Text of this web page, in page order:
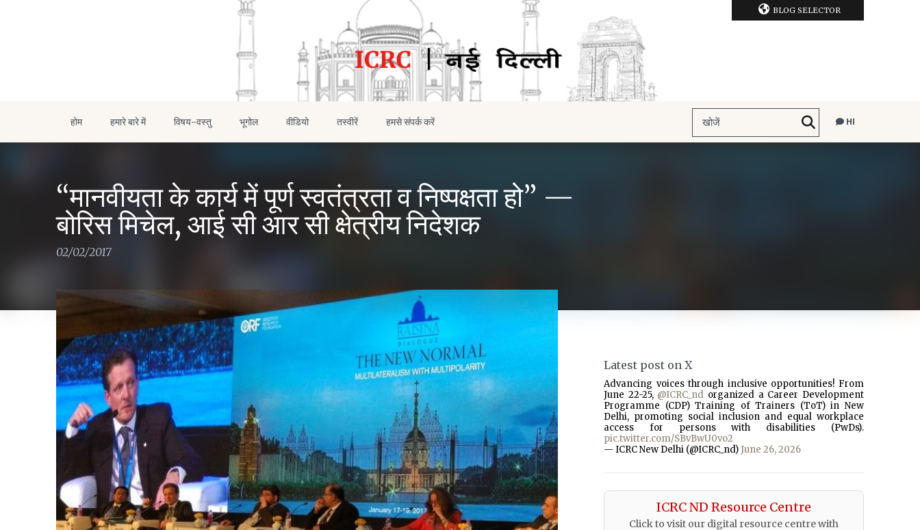
BLOG SELECTOR
होम हमारे बारे में विषय-वस्तु भूगोल वीडियो तस्वीरें हमसे संपर्क करें HI
“मानवीयता के कार्य में पूर्ण स्वतंत्रता व निष्पक्षता हो” —
बोरिस मिचेल, आई सी आर सी क्षेत्रीय निदेशक
02/02/2017
Latest post on X
Advancing voices through inclusive opportunities! From
June 22-25, @ICRC_nd organized a Career Development
Programme (CDP) Training of Trainers (ToT) in New
Delhi, promoting social inclusion and equal workplace
access for persons with disabilities (PwDs).
pic.twitter.com/SBvBwU0vo2
— ICRC New Delhi (@ICRC_nd) June 26, 2026
ICRC ND Resource Centre
Click to visit our digital resource centre with